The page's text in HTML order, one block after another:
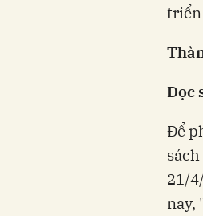
triển
Đọc
Để
21/
nay,